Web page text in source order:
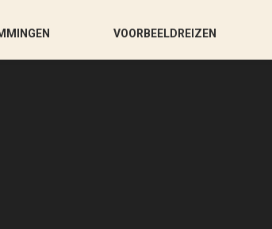
VOORBEELDREIZEN